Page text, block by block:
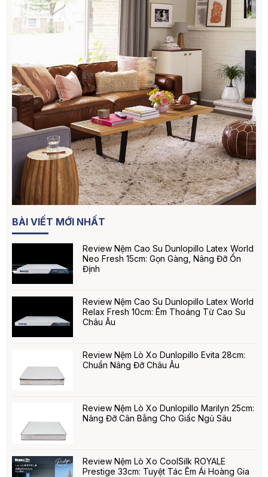
BÀI VIẾT MỚI NHẤT
Review Nệm Cao Su Dunlopillo Latex World
Neo Fresh 15cm: Gọn Gàng, Nâng Đỡ Ổn
Định
Review Nệm Cao Su Dunlopillo Latex World
Relax Fresh 10cm: Êm Thoáng Từ Cao Su
Châu Âu
Review Nệm Lò Xo Dunlopillo Evita 28cm:
Chuẩn Nâng Đỡ Châu Âu
Review Nệm Lò Xo Dunlopillo Marilyn 25cm:
Nâng Đỡ Cân Bằng Cho Giấc Ngủ Sâu
Review Nệm Lò Xo CoolSilk ROYALE
Prestige 33cm: Tuyệt Tác Êm Ái Hoàng Gia